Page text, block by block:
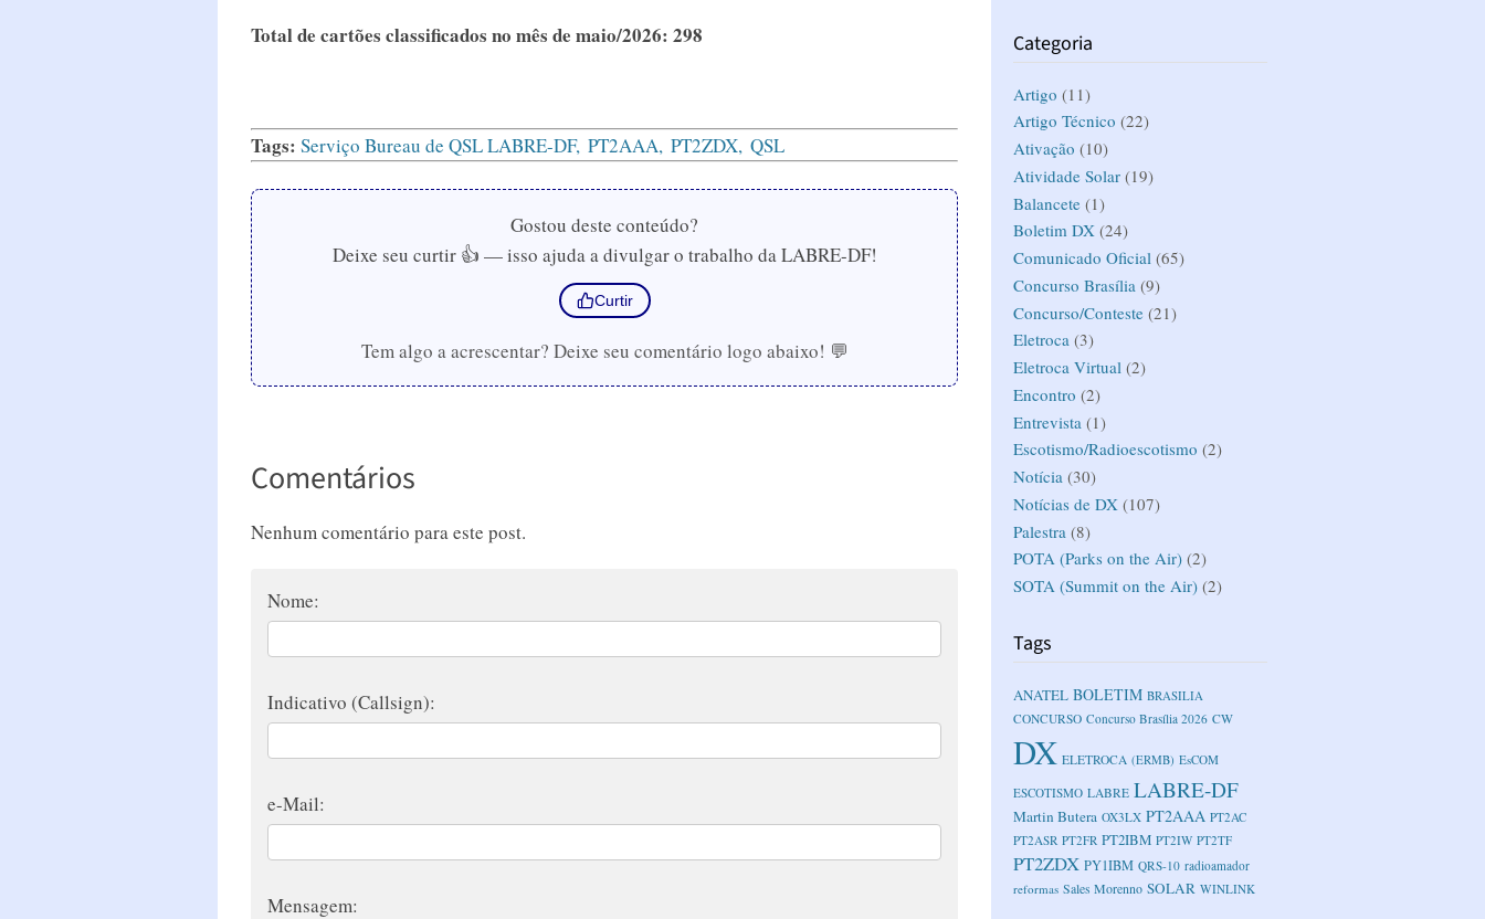
Total de cartões classificados no mês de maio/2026: 298
Tags: Serviço Bureau de QSL LABRE-DF PT2AAA PT2ZDX QSL
Gostou deste conteúdo?
Deixe seu curtir 👍 — isso ajuda a divulgar o trabalho da LABRE-DF!
Curtir
Tem algo a acrescentar? Deixe seu comentário logo abaixo! 💬
Comentários
Nenhum comentário para este post.
Nome:
Indicativo (Callsign):
e-Mail:
Mensagem:
Categoria
Artigo (11)
Artigo Técnico (22)
Ativação (10)
Atividade Solar (19)
Balancete (1)
Boletim DX (24)
Comunicado Oficial (65)
Concurso Brasília (9)
Concurso/Conteste (21)
Eletroca (3)
Eletroca Virtual (2)
Encontro (2)
Entrevista (1)
Escotismo/Radioescotismo (2)
Notícia (30)
Notícias de DX (107)
Palestra (8)
POTA (Parks on the Air) (2)
SOTA (Summit on the Air) (2)
Tags
ANATEL BOLETIM BRASILIA
CONCURSO Concurso Brasília 2026 CW
DX ELETROCA (ERMB) EsCOM
ESCOTISMO LABRE LABRE-DF
Martin Butera OX3LX PT2AAA PT2AC
PT2ASR PT2FR PT2IBM PT2IW PT2TF
PT2ZDX PY1IBM QRS-10 radioamador
reformas Sales Morenno SOLAR WINLINK